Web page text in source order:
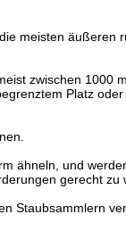
meisten äußeren
zwischen 1000
Platz
ähneln, und
gerecht zu
Staubsammlern